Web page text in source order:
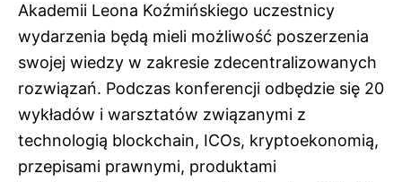
Akademii Leona Koźmińskiego uczestnicy
wydarzenia będą mieli możliwość poszerzenia
swojej wiedzy w zakresie zdecentralizowanych
rozwiązań. Podczas konferencji odbędzie się 20
wykładów i warsztatów związanymi z
technologią blockchain, ICOs, kryptoekonomią,
przepisami prawnymi, produktami